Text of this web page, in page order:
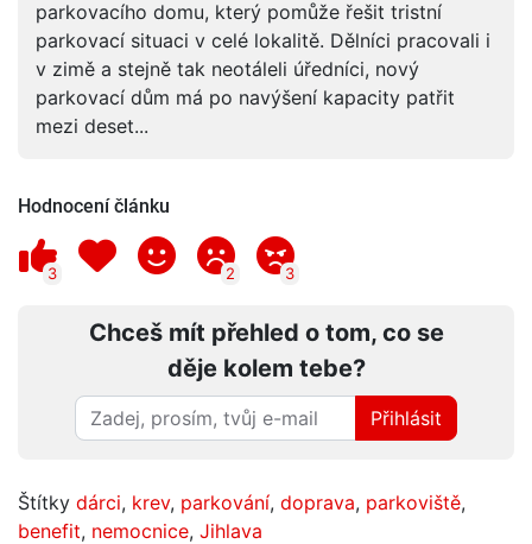
parkovacího domu, který pomůže řešit tristní
parkovací situaci v celé lokalitě. Dělníci pracovali i
v zimě a stejně tak neotáleli úředníci, nový
parkovací dům má po navýšení kapacity patřit
mezi deset...
Hodnocení článku
3 2 3
Chceš mít přehled o tom, co se
děje kolem tebe?
Přihlásit
Štítky dárci, krev, parkování, doprava, parkoviště,
benefit, nemocnice, Jihlava